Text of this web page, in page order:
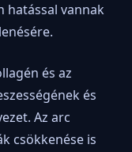
hatással vannak
és az
és
Az arc
csökkenése is